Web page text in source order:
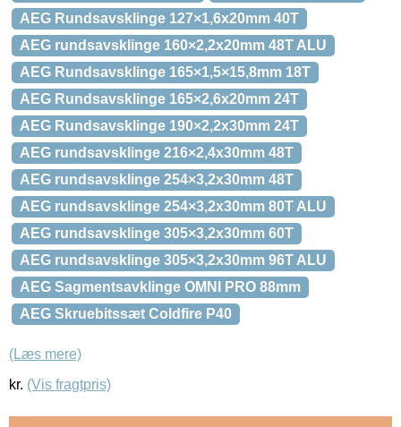
AEG Rundsavsklinge 127×1,6x20mm 40T
AEG rundsavsklinge 160×2,2x20mm 48T ALU
AEG Rundsavsklinge 165×1,5×15,8mm 18T
AEG Rundsavsklinge 165×2,6x20mm 24T
AEG Rundsavsklinge 190×2,2x30mm 24T
AEG rundsavsklinge 216×2,4x30mm 48T
AEG rundsavsklinge 254×3,2x30mm 48T
AEG rundsavsklinge 254×3,2x30mm 80T ALU
AEG rundsavsklinge 305×3,2x30mm 60T
AEG rundsavsklinge 305×3,2x30mm 96T ALU
AEG Sagmentsavklinge OMNI PRO 88mm
AEG Skruebitssæt Coldfire P40
(Læs mere)
kr. (Vis fragtpris)